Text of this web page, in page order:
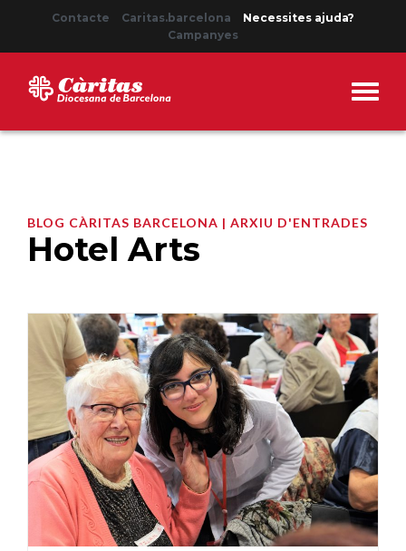
Contacte Caritas.barcelona
Necessites ajuda?
Campanyes
BLOG CÀRITAS BARCELONA | ARXIU D'ENTRADES
Hotel Arts